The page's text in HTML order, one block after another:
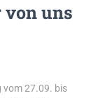
von uns
vom 27.09. bis